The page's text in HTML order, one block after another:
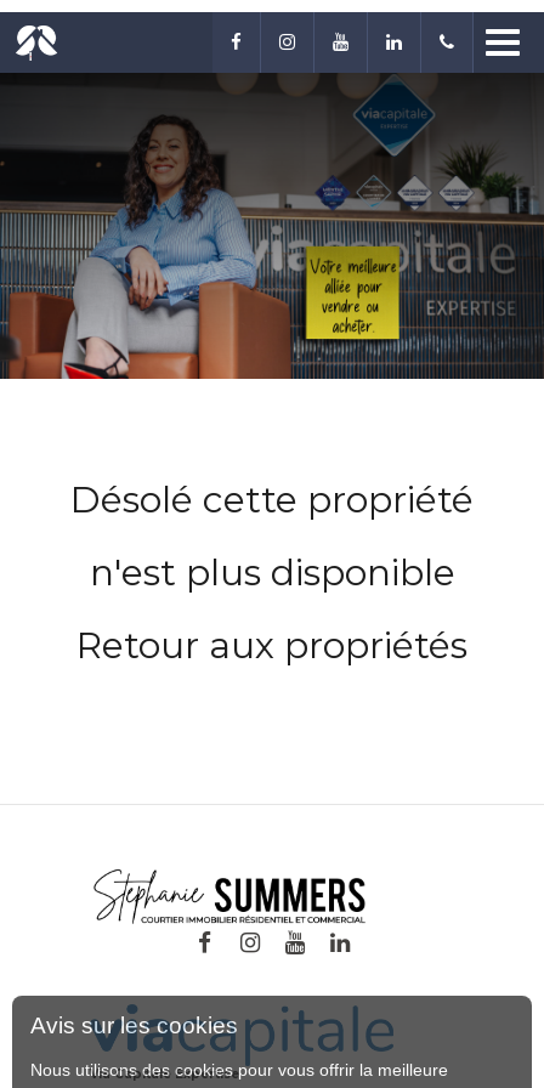
Désolé cette propriété
n'est plus disponible
Retour aux propriétés
Via Capitale Expertise
Avis sur les cookies
Nous utilisons des cookies pour vous offrir la meilleure